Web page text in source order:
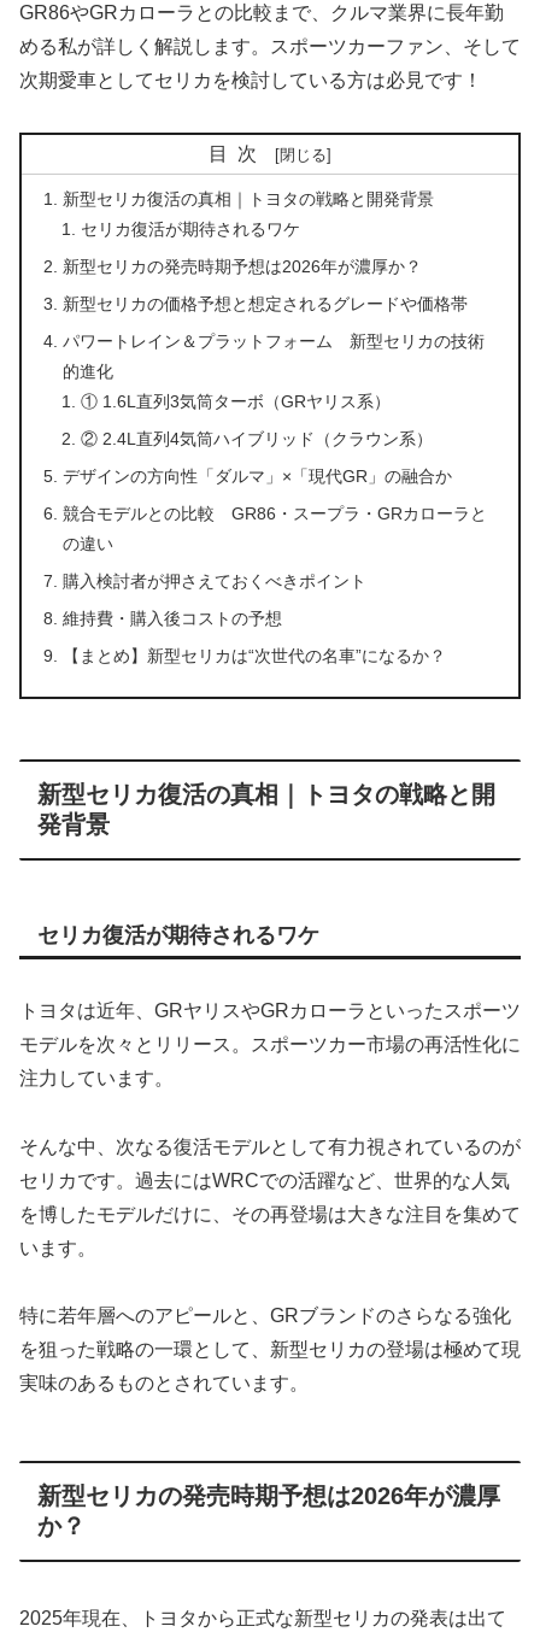
GR86やGRカローラとの比較まで、クルマ業界に長年勤
める私が詳しく解説します。スポーツカーファン、そして
次期愛車としてセリカを検討している方は必見です！
目次
新型セリカ復活の真相｜トヨタの戦略と開発背景
セリカ復活が期待されるワケ
新型セリカの発売時期予想は2026年が濃厚か？
新型セリカの価格予想と想定されるグレードや価格帯
パワートレイン＆プラットフォーム 新型セリカの技術
的進化
① 1.6L直列3気筒ターボ（GRヤリス系）
② 2.4L直列4気筒ハイブリッド（クラウン系）
デザインの方向性「ダルマ」×「現代GR」の融合か
競合モデルとの比較 GR86・スープラ・GRカローラと
の違い
購入検討者が押さえておくべきポイント
維持費・購入後コストの予想
【まとめ】新型セリカは“次世代の名車”になるか？
新型セリカ復活の真相｜トヨタの戦略と開
発背景
セリカ復活が期待されるワケ
トヨタは近年、GRヤリスやGRカローラといったスポーツ
モデルを次々とリリース。スポーツカー市場の再活性化に
注力しています。
そんな中、次なる復活モデルとして有力視されているのが
セリカです。過去にはWRCでの活躍など、世界的な人気
を博したモデルだけに、その再登場は大きな注目を集めて
います。
特に若年層へのアピールと、GRブランドのさらなる強化
を狙った戦略の一環として、新型セリカの登場は極めて現
実味のあるものとされています。
新型セリカの発売時期予想は2026年が濃厚
か？
2025年現在、トヨタから正式な新型セリカの発表は出て